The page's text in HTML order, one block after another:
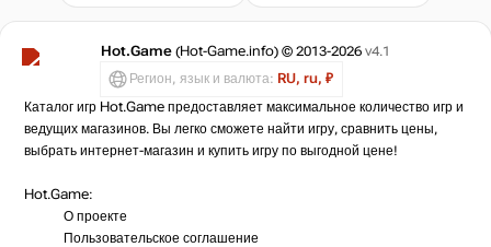
Hot.Game (Hot-Game.info) © 2013-2026 v4.1
Регион, язык и валюта: RU, ru, ₽
Каталог игр Hot.Game предоставляет максимальное количество игр и
ведущих магазинов. Вы легко сможете найти игру, сравнить цены,
выбрать интернет-магазин и купить игру по выгодной цене!
Hot.Game:
О проекте
Пользовательское соглашение